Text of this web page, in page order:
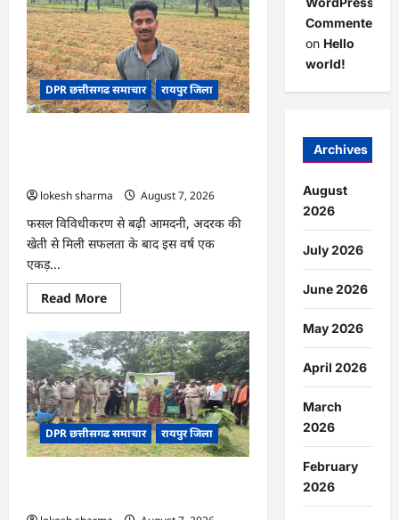
गेंदे
की
खेती
से
कुमारी
चंद्राकर
ने
बढ़ाई
अपनी
DPR छत्तीसगढ समाचार रायपुर जिला
lokesh sharma
August 7, 2026
फसल विविधीकरण से बढ़ी आमदनी, अदरक की
खेती से मिली सफलता के बाद इस वर्ष एक
एकड़...
Read MoreRead
more
CG
:
धान
के
साथ
अदरक
की
खेती
ने
बदली
किसान
DPR छत्तीसगढ समाचार रायपुर जिला
Commenter
on Hello
world!
Archives
August
2026
July 2026
June 2026
May 2026
April 2026
March
2026
February
2026